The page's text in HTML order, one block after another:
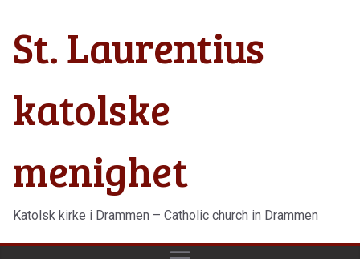
innholdet
St. Laurentius
katolske
menighet
Katolsk kirke i Drammen – Catholic church in Drammen